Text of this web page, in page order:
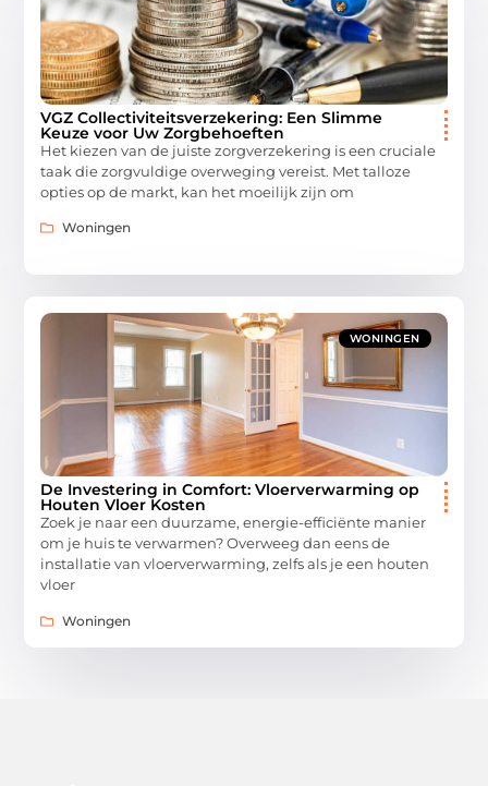
VGZ Collectiviteitsverzekering: Een Slimme
Keuze voor Uw Zorgbehoeften
Het kiezen van de juiste zorgverzekering is een cruciale
taak die zorgvuldige overweging vereist. Met talloze
opties op de markt, kan het moeilijk zijn om
Woningen
WONINGEN
De Investering in Comfort: Vloerverwarming op
Houten Vloer Kosten
Zoek je naar een duurzame, energie-efficiënte manier
om je huis te verwarmen? Overweeg dan eens de
installatie van vloerverwarming, zelfs als je een houten
vloer
Woningen